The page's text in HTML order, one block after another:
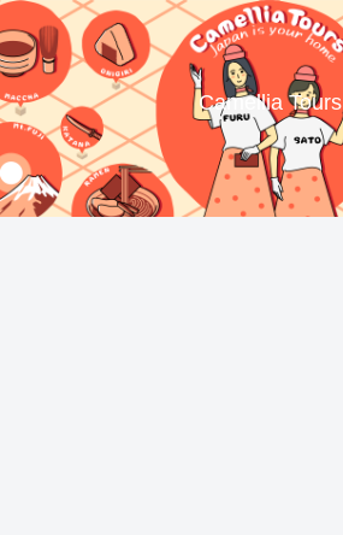
Camellia Tours